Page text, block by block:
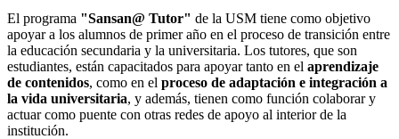
El programa "Sansan@ Tutor" de la USM tiene como objetivo
apoyar a los alumnos de primer año en el proceso de transición entre
la educación secundaria y la universitaria. Los tutores, que son
estudiantes, están capacitados para apoyar tanto en el aprendizaje
de contenidos, como en el proceso de adaptación e integración a
la vida universitaria, y además, tienen como función colaborar y
actuar como puente con otras redes de apoyo al interior de la
institución.